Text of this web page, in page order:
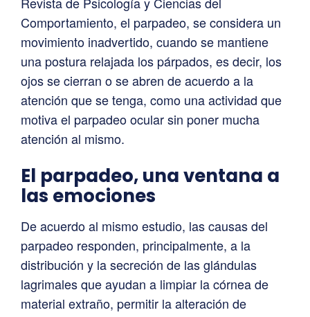
Comportamiento, el parpadeo, se considera un
movimiento inadvertido, cuando se mantiene
una postura relajada los párpados, es decir, los
ojos se cierran o se abren de acuerdo a la
atención que se tenga, como una actividad que
motiva el parpadeo ocular sin poner mucha
atención al mismo.
El parpadeo, una ventana a
las emociones
De acuerdo al mismo estudio, las causas del
parpadeo responden, principalmente, a la
distribución y la secreción de las glándulas
lagrimales que ayudan a limpiar la córnea de
material extraño, permitir la alteración de